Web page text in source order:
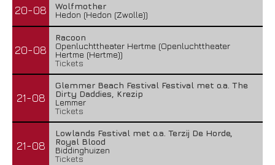
20-08
Wolfmother
Hedon (Hedon (Zwolle))
20-08
Racoon
Openluchttheater Hertme (Openluchttheater
Hertme (Hertme))
Tickets
21-08
Glemmer Beach Festival Festival met o.a. The
Dirty Daddies, Krezip
Lemmer
Tickets
21-08
Lowlands Festival met o.a. Terzij De Horde,
Royal Blood
Biddinghuizen
Tickets